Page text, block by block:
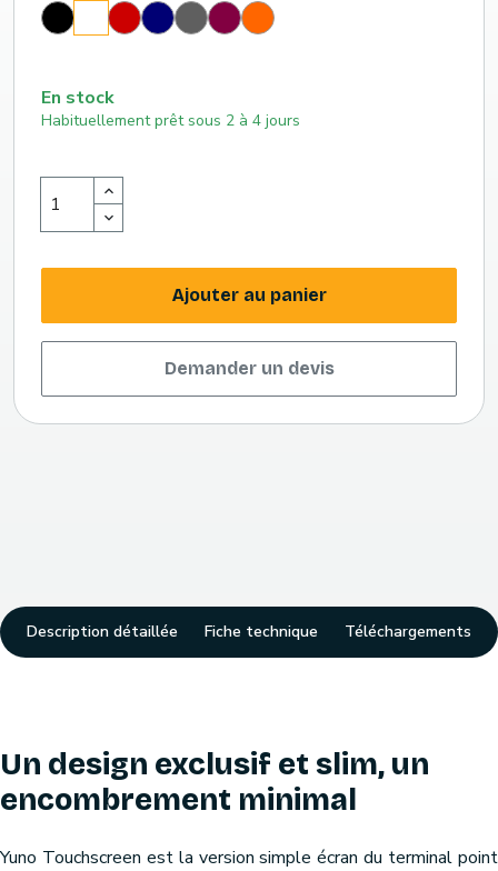
Noir
BlancRougeBleuGris CassisOrange
En stock
Habituellement prêt sous 2 à 4 jours
Ajouter au panier
Demander un devis
Description détaillée Fiche technique Téléchargements
Un design exclusif et slim, un
encombrement minimal
Yuno Touchscreen est la version simple écran du terminal point